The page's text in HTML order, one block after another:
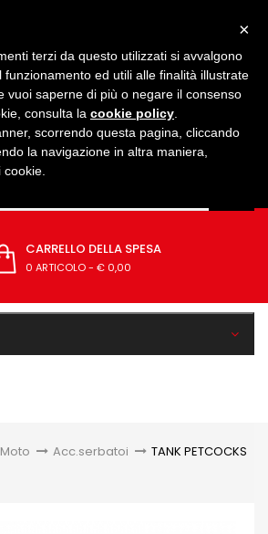
CARRELLO DELLA SPESA
0 ARTICOLO- € 0,00
> Acc.serbatoi > TANK PETCOCKS
×
terzi da questo utilizzati si avvalgono
funzionamento ed utili alle finalità illustrate
vuoi saperne di più o negare il consenso
consulta la cookie policy
scorrendo questa pagina, cliccando
la navigazione in altra maniera,